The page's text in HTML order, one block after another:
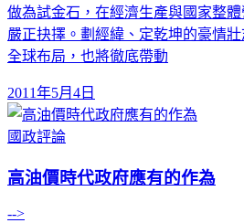
做為試金石，在經濟生產與國家整
嚴正抉擇。劃經緯、定乾坤的豪情
全球布局，也將徹底帶動
2011年5月4日
國政評論
高油價時代政府應有的作為
-->